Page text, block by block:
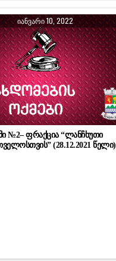
ᲘᲐᲜᲕᲐᲠᲘ 10, 2022
№2– ფრაქცია “ლანჩხუთი
(28.12.2021 წელი)